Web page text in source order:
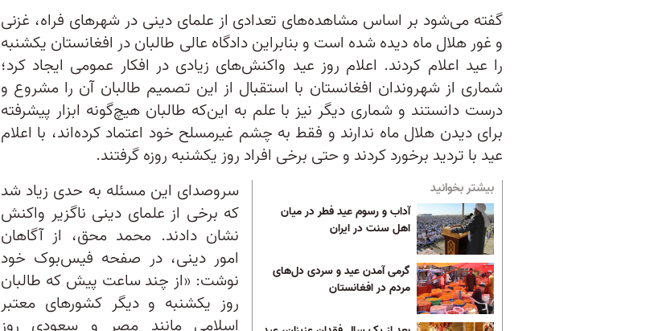
گفته می‌شود بر اساس مشاهده‌های تعدادی از علمای دینی در شهرهای فراه، غزنی
و غور هلال ماه دیده شده است و بنابراین دادگاه عالی طالبان در افغانستان یکشنبه
را عید اعلام کردند. اعلام روز عید واکنش‌های زیادی در افکار عمومی ایجاد کرد؛
شماری از شهروندان افغانستان با استقبال از این تصمیم طالبان آن را مشروع و
درست دانستند و شماری دیگر نیز با علم به این‌که طالبان هیچ‌گونه ابزار پیشرفته
برای دیدن هلال ماه ندارند و فقط به چشم غیرمسلح خود اعتماد کرده‌اند، با اعلام
عید با تردید برخورد کردند و حتی برخی افراد روز یکشنبه روزه گرفتند.
بیشتر بخوانید
آداب و رسوم عید فطر در میان
اهل سنت در ایران
گرمی آمدن عید و سردی دل‌های
مردم در افغانستان
سروصدای این مسئله به حدی زیاد شد
که برخی از علمای دینی ناگزیر واکنش
نشان دادند. محمد محق، از آگاهان
امور دینی، در صفحه فیس‌بوک خود
نوشت: «از چند ساعت پیش که طالبان
روز یکشنبه و دیگر کشورهای معتبر